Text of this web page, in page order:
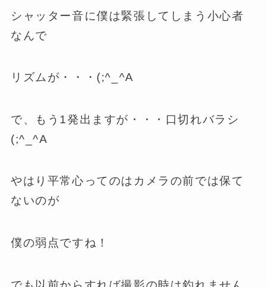
シャッター音に僕は緊張してしまう小心者
なんで
リズムが・・・(;^_^A
で、もう1発出ますが・・・口切れバラシ
(;^_^A
やはり平常心ってのはカメラの前では保て
ないのが
僕の弱点ですね！